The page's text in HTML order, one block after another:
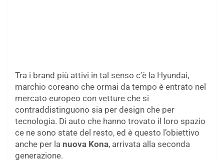
Tra i brand più attivi in tal senso c’è la Hyundai,
marchio coreano che ormai da tempo è entrato nel
mercato europeo con vetture che si
contraddistinguono sia per design che per
tecnologia. Di auto che hanno trovato il loro spazio
ce ne sono state del resto, ed è questo l’obiettivo
anche per la nuova Kona, arrivata alla seconda
generazione.